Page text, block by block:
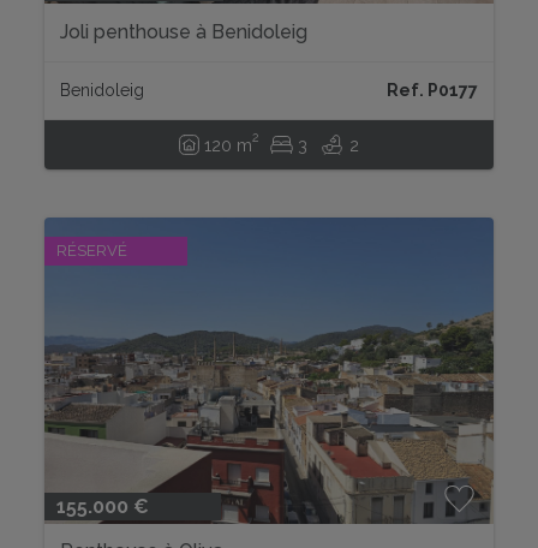
Joli penthouse à Benidoleig
Benidoleig Ref. P0177
120 m2 3 2
RÉSERVÉ
155.000 €